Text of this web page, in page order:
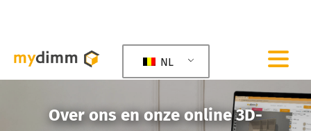
NL
Over ons en onze online 3D-